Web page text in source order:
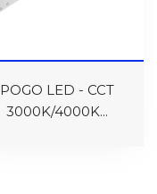
POGO LED - CCT
3000K/4000K...